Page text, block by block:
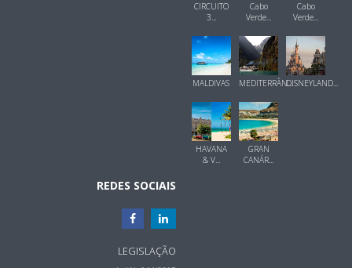
CIRCUITO
3...
Cabo
Verde...
Cabo
Verde...
MALDIVAS MEDITERRÂN...DISNEYLAND...
HAVANA
& V...
GRAN
CANÁR...
REDES SOCIAIS
LEGISLAÇÃO